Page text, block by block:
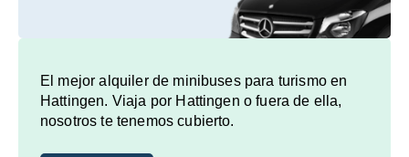
El mejor alquiler de minibuses para turismo en
Hattingen. Viaja por Hattingen o fuera de ella,
nosotros te tenemos cubierto.